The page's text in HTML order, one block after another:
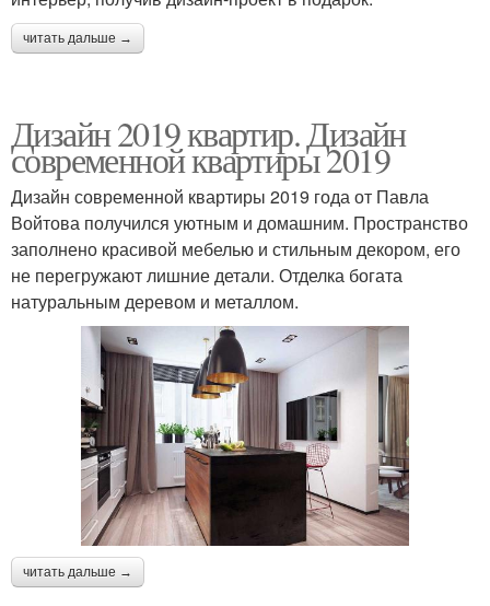
читать дальше →
Дизайн 2019 квартир. Дизайн
современной квартиры 2019
Дизайн современной квартиры 2019 года от Павла
Войтова получился уютным и домашним. Пространство
заполнено красивой мебелью и стильным декором, его
не перегружают лишние детали. Отделка богата
натуральным деревом и металлом.
читать дальше →